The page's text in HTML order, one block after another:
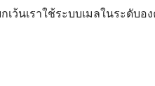
เราใช้ระบบเมลในระดับอง